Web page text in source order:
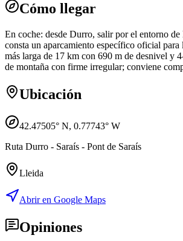
Cómo llegar
En coche: desde Durro, salir por el entorno
consta un aparcamiento específico oficial
más larga de 17 km con 690 m de desnivel y
de montaña con firme irregular; conviene
Ubicación
42.47505° N, 0.77743° W
Ruta Durro - Saraís - Pont de Saraís
Lleida
Abrir en Google Maps
Opiniones